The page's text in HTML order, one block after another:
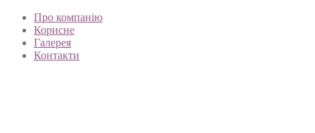
Про компанію
Корисне
Галерея
Контакти